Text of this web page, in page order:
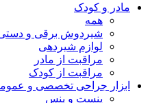
مادر و کودک
همه
شیردوش برقی و
لوازم شیردهی
مراقبت از مادر
مراقبت از کودک
ابزار جراحی تخصصی و
پنست و پنس